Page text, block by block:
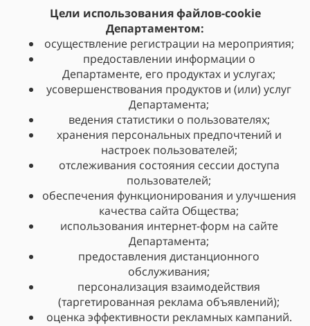
Цели использования файлов-cookie
Департаментом:
осуществление регистрации на мероприятия;
предоставлении информации о
Департаменте, его продуктах и услугах;
усовершенствования продуктов и (или) услуг
Департамента;
ведения статистики о пользователях;
хранения персональных предпочтений и
настроек пользователей;
отслеживания состояния сессии доступа
пользователей;
обеспечения функционирования и улучшения
качества сайта Общества;
использования интернет-форм на сайте
Департамента;
предоставления дистанционного
обслуживания;
персонализация взаимодействия
(таргетированная реклама объявлений);
оценка эффективности рекламных кампаний.